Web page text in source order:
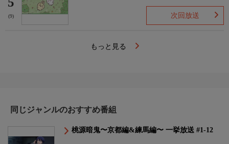
(9) 次回放送
もっと見る
同じジャンルのおすすめ番組
桃源暗鬼〜京都編&練馬編〜 一挙放送 #1-12